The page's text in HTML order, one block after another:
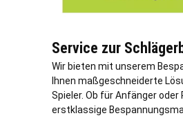
Service zur
Wir bieten mit unserem
Ihnen maßgeschneiderte
Spieler. Ob für Anfänger oder
erstklassige